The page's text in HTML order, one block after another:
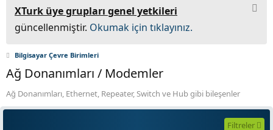
XTurk üye grupları genel yetkileri
güncellenmiştir. Okumak için tıklayınız.
Bilgisayar Çevre Birimleri
Ağ Donanımları / Modemler
Ağ Donanımları, Ethernet, Repeater, Switch ve Hub gibi bileşenler
Filtreler